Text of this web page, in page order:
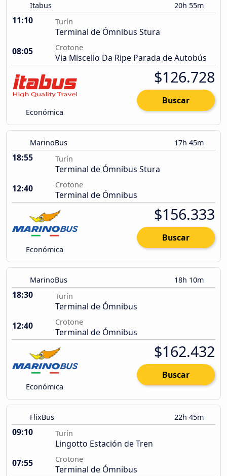
Itabus 20h 55m
11:10 Turín
Terminal de Ómnibus Stura
08:05
Crotone
Via Miscello Da Ripe Parada de Autobús
Económica
$126.728
Buscar
MarinoBus 17h 45m
18:55 Turín
Terminal de Ómnibus Stura
12:40
Crotone
Terminal de Ómnibus
Económica
$156.333
Buscar
MarinoBus 18h 10m
18:30 Turín
Terminal de Ómnibus
12:40
Crotone
Terminal de Ómnibus
Económica
$162.432
Buscar
FlixBus 22h 45m
09:10 Turín
Lingotto Estación de Tren
07:55
Crotone
Terminal de Ómnibus